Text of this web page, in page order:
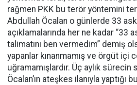
rağmen PKK bu terör yöntemini
Abdullah Öcalan o günlerde 33
açıklamalarında her ne kadar “33
talimatını ben vermedim” demiş
yapanlar kınanmamış ve örgüt içi
uğramamışlardır. Üç aylık sürecin
Öcalan’ın ateşkes ilanıyla yaptığı